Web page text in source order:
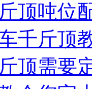
顶吨位
千斤顶
顶需要